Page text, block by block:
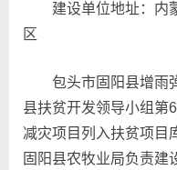
建设单位地址：内
区
包头市固阳县增雨
县扶贫开发领导小组第
减灾项目列入扶贫项目
固阳县农牧业局负责建